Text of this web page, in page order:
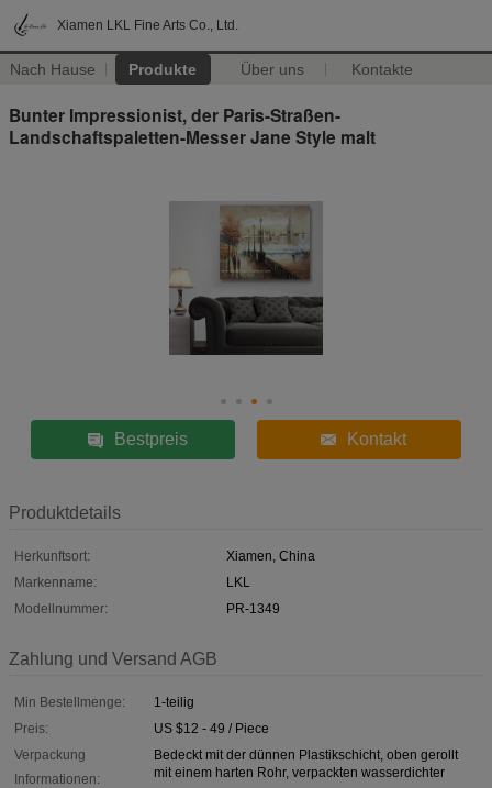
Xiamen LKL Fine Arts Co., Ltd.
Nach Hause Produkte Über uns Kontakte
Bunter Impressionist, der Paris-Straßen-
Landschaftspaletten-Messer Jane Style malt
Bestpreis Kontakt
Produktdetails
Herkunftsort:
Xiamen, China
Markenname:
LKL
Modellnummer:
PR-1349
Zahlung und Versand AGB
Min Bestellmenge:
1-teilig
Preis:
US $12 - 49 / Piece
Verpackung
Informationen:
Bedeckt mit der dünnen Plastikschicht, oben gerollt
mit einem harten Rohr, verpackten wasserdichter